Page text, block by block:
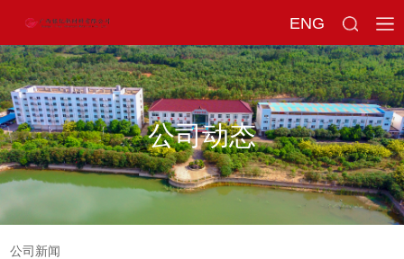
ENG
公司动态
公司新闻